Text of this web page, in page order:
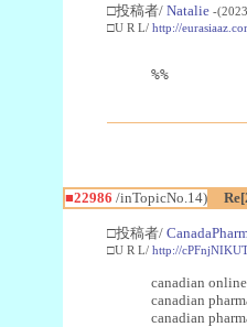
□投稿者/ Natalie -
□U R L/ http://
%%
■22986 /inTopicNo.14)
□投稿者/
□U R L/ http://
canadian
canadian
canadian